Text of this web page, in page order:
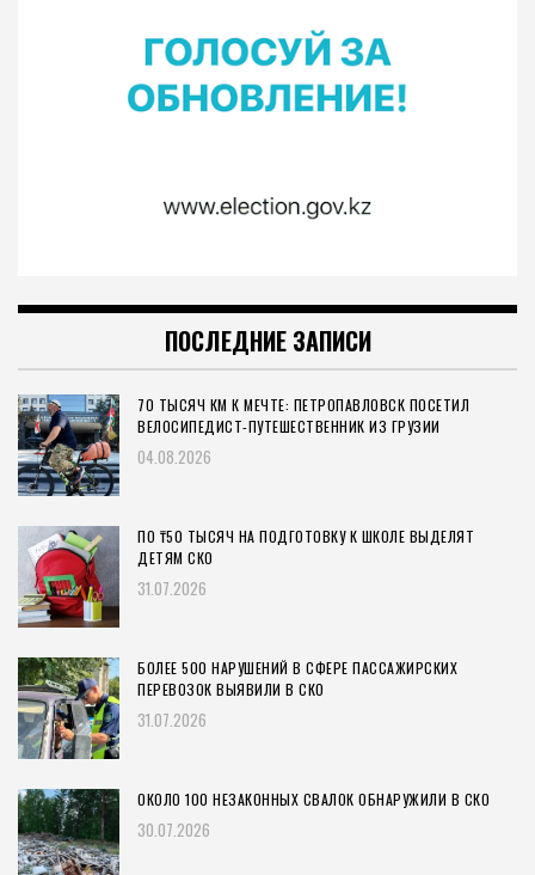
ПОСЛЕДНИЕ ЗАПИСИ
70 ТЫСЯЧ КМ К МЕЧТЕ: ПЕТРОПАВЛОВСК ПОСЕТИЛ
ВЕЛОСИПЕДИСТ-ПУТЕШЕСТВЕННИК ИЗ ГРУЗИИ
04.08.2026
ПО ₸50 ТЫСЯЧ НА ПОДГОТОВКУ К ШКОЛЕ ВЫДЕЛЯТ
ДЕТЯМ СКО
31.07.2026
БОЛЕЕ 500 НАРУШЕНИЙ В СФЕРЕ ПАССАЖИРСКИХ
ПЕРЕВОЗОК ВЫЯВИЛИ В СКО
31.07.2026
ОКОЛО 100 НЕЗАКОННЫХ СВАЛОК ОБНАРУЖИЛИ В СКО
30.07.2026